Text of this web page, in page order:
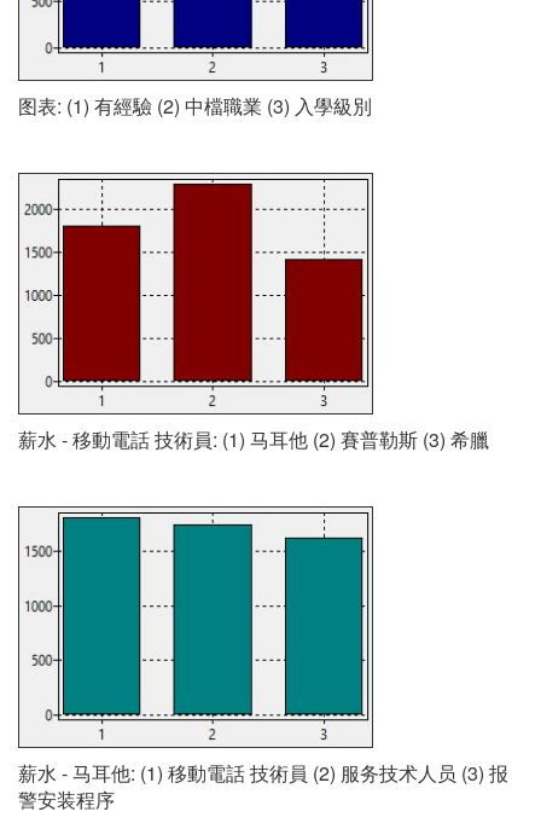
图表: (1) 有經驗 (2) 中檔職業 (3) 入學級別
薪水 - 移動電話 技術員: (1) 马耳他 (2) 賽普勒斯 (3) 希臘
薪水 - 马耳他: (1) 移動電話 技術員 (2) 服务技术人员 (3) 报
警安装程序